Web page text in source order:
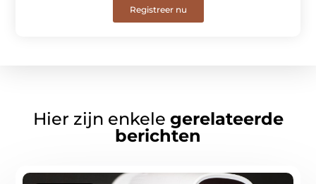
Registreer nu
Hier zijn enkele gerelateerde
berichten